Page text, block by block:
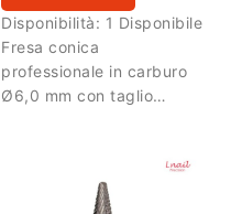
Disponibilità: 1 Disponibile
Fresa conica
professionale in carburo
Ø6,0 mm con taglio
attiva di 14,6 mm. Ideale
per rimozione rapida e